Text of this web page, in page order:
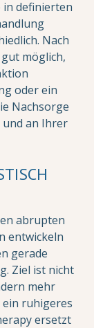
in definierten
Nach
möglich,
oder ein
Nachsorge
an Ihrer
abrupten
entwickeln
gerade
Ziel ist nicht
mehr
ruhigeres
ersetzt